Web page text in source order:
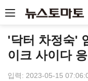
'닥터 차정숙'
이크 사이다
입력: 2023-05-15